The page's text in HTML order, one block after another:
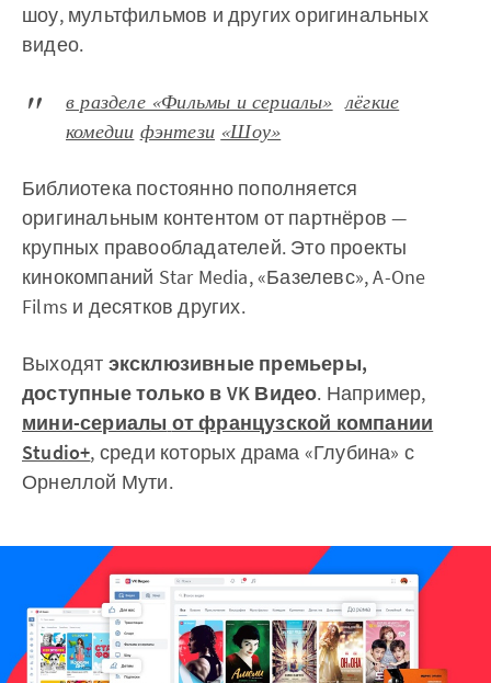
шоу, мультфильмов и других оригинальных
видео.
в разделе «Фильмы и сериалы» лёгкие
комедии фэнтези «Шоу»
Библиотека постоянно пополняется
оригинальным контентом от партнёров —
крупных правообладателей. Это проекты
кинокомпаний Star Media, «Базелевс»,A-One
Films и десятков других.
Выходят эксклюзивные премьеры,
доступные только в VK Видео. Например,
мини-сериалы от французской компании
Studio+, среди которых драма «Глубина» с
Орнеллой Мути.